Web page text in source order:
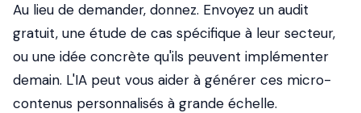
Au lieu de demander, donnez. Envoyez un audit
gratuit, une étude de cas spécifique à leur secteur,
ou une idée concrète qu'ils peuvent implémenter
demain. L'IA peut vous aider à générer ces micro-
contenus personnalisés à grande échelle.